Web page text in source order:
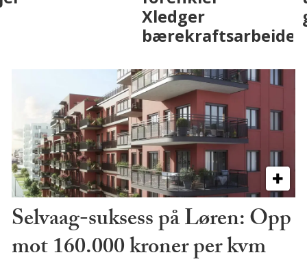
Selvaag-suksess på Løren: Opp
mot 160.000 kroner per kvm